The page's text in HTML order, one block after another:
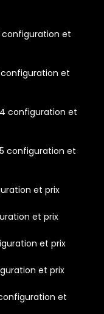
configuration et
configuration et
configuration et
configuration et
et prix
et prix
et prix
et prix
et